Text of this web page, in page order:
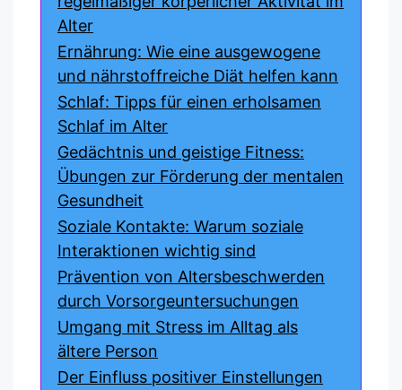
Alter
Ernährung: Wie eine ausgewogene
und nährstoffreiche Diät helfen kann
Schlaf: Tipps für einen erholsamen
Schlaf im Alter
Gedächtnis und geistige Fitness:
Übungen zur Förderung der mentalen
Gesundheit
Soziale Kontakte: Warum soziale
Interaktionen wichtig sind
Prävention von Altersbeschwerden
durch Vorsorgeuntersuchungen
Umgang mit Stress im Alltag als
ältere Person
Der Einfluss positiver Einstellungen